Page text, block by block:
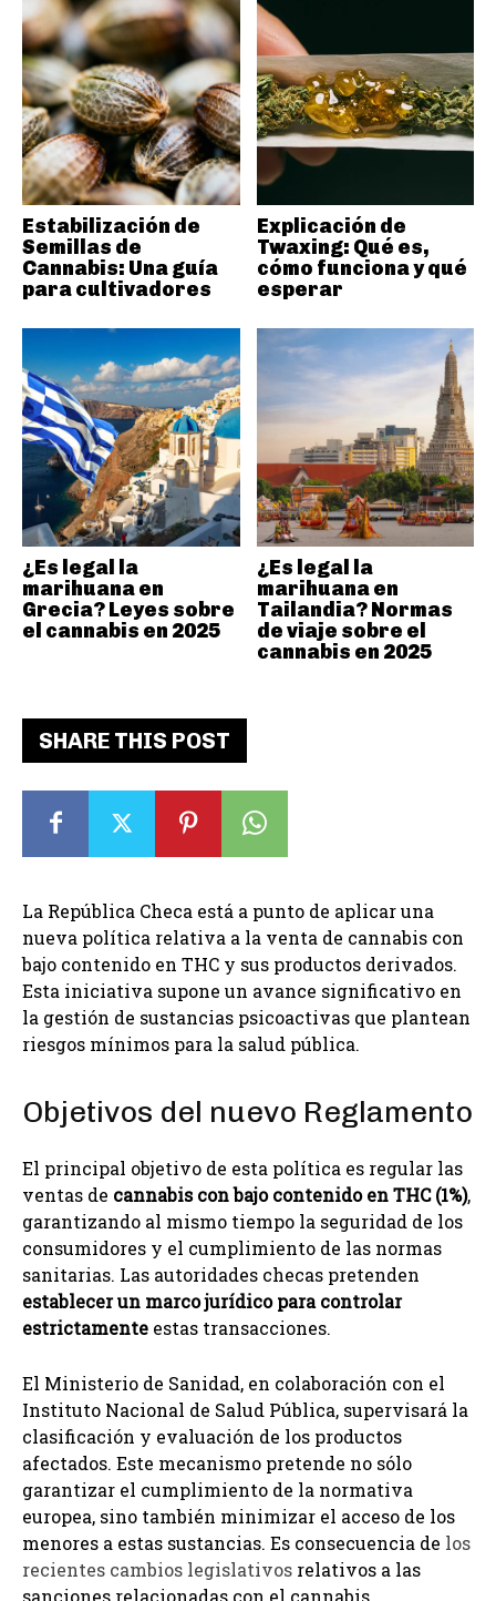
SHARE THIS POST
La República Checa está a punto de aplicar una
nueva política relativa a la venta de cannabis con
bajo contenido en THC y sus productos derivados.
Esta iniciativa supone un avance significativo en
la gestión de sustancias psicoactivas que plantean
riesgos mínimos para la salud pública.
Objetivos del nuevo Reglamento
El principal objetivo de esta política es regular las
ventas de cannabis con bajo contenido en THC (1%),
garantizando al mismo tiempo la seguridad de los
consumidores y el cumplimiento de las normas
sanitarias. Las autoridades checas pretenden
establecer un marco jurídico para controlar
estrictamente estas transacciones.
El Ministerio de Sanidad, en colaboración con el
Instituto Nacional de Salud Pública, supervisará la
clasificación y evaluación de los productos
afectados. Este mecanismo pretende no sólo
garantizar el cumplimiento de la normativa
europea, sino también minimizar el acceso de los
menores a estas sustancias. Es consecuencia de los
recientes cambios legislativos relativos a las
sanciones relacionadas con el cannabis.
Estabilización de
Semillas de
Cannabis: Una guía
para cultivadores
Explicación de
Twaxing: Qué es,
cómo funciona y qué
esperar
¿Es legal la
marihuana en
Grecia? Leyes sobre
el cannabis en 2025
¿Es legal la
marihuana en
Tailandia? Normas
de viaje sobre el
cannabis en 2025